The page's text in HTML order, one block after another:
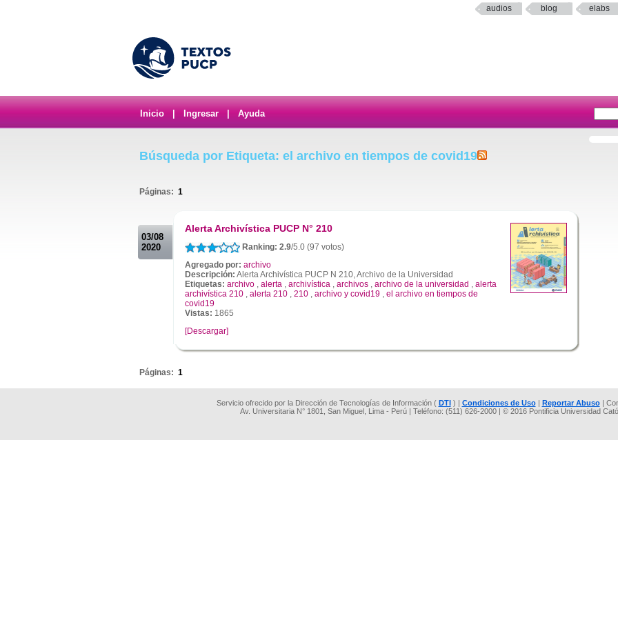
audios blog elabs
Inicio Ingresar Ayuda
Búsqueda por Etiqueta: el archivo en tiempos de covid19
Páginas: 1
03/08
2020
Alerta Archivística PUCP N° 210
Ranking: 2.9/5.0 (97 votos)
Agregado por: archivo
Descripción: Alerta Archivística PUCP N 210, Archivo de la Universidad
Etiquetas: archivo , alerta , archivística , archivos , archivo de la universidad , alerta
archivística 210 , alerta 210 , 210 , archivo y covid19 , el archivo en tiempos de
covid19
Vistas: 1865
[Descargar]
Páginas: 1
Servicio ofrecido por la Dirección de Tecnologías de Información ( DTI) | Condiciones de Uso| Reportar Abuso|
Av. Universitaria N° 1801, San Miguel, Lima - Perú | Teléfono: (511) 626-2000 | © 2016 Pontificia Universidad